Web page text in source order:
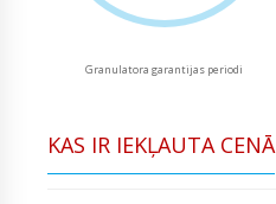
Granulatora garantijas periodi
KAS IR IEKĻAUTA CENĀ